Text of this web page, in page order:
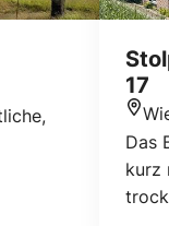
17
Das
kurz